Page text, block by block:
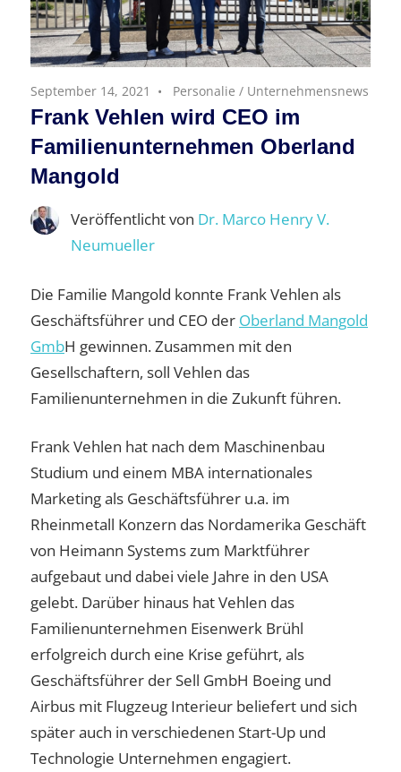
September 14, 2021 Personalie / Unternehmensnews
Frank Vehlen wird CEO im
Familienunternehmen Oberland
Mangold
Veröffentlicht von Dr. Marco Henry V.
Neumueller
Die Familie Mangold konnte Frank Vehlen als
Geschäftsführer und CEO der Oberland Mangold
GmbH gewinnen. Zusammen mit den
Gesellschaftern, soll Vehlen das
Familienunternehmen in die Zukunft führen.
Frank Vehlen hat nach dem Maschinenbau
Studium und einem MBA internationales
Marketing als Geschäftsführer u.a. im
Rheinmetall Konzern das Nordamerika Geschäft
von Heimann Systems zum Marktführer
aufgebaut und dabei viele Jahre in den USA
gelebt. Darüber hinaus hat Vehlen das
Familienunternehmen Eisenwerk Brühl
erfolgreich durch eine Krise geführt, als
Geschäftsführer der Sell GmbH Boeing und
Airbus mit Flugzeug Interieur beliefert und sich
später auch in verschiedenen Start-Up und
Technologie Unternehmen engagiert.